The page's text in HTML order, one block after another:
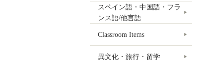
スペイン語・中国語・フラ
ンス語/他言語
Classroom Items
異文化・旅行・留学